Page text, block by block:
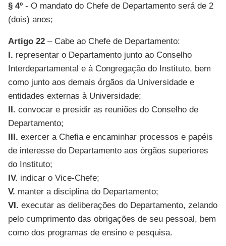
§ 4º - O mandato do Chefe de Departamento será de 2
(dois) anos;
Artigo 22 – Cabe ao Chefe de Departamento:
I. representar o Departamento junto ao Conselho
Interdepartamental e à Congregação do Instituto, bem
como junto aos demais órgãos da Universidade e
entidades externas à Universidade;
II. convocar e presidir as reuniões do Conselho de
Departamento;
III. exercer a Chefia e encaminhar processos e papéis
de interesse do Departamento aos órgãos superiores
do Instituto;
IV. indicar o Vice-Chefe;
V. manter a disciplina do Departamento;
VI. executar as deliberações do Departamento, zelando
pelo cumprimento das obrigações de seu pessoal, bem
como dos programas de ensino e pesquisa.